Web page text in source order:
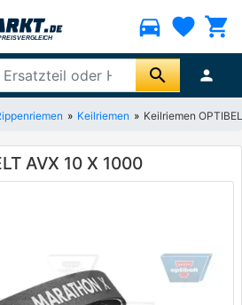
directions_car favorite shopping_cart
search person
Keilriemen Keilriemen
AVX 10 X 1000